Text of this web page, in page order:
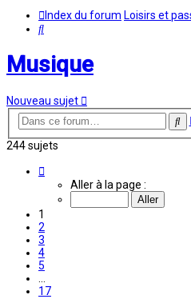
Index du forum Loisirs et
Rechercher
Musique
Nouveau sujet
244 sujets
Aller à la page :
1
2
3
4
5
17